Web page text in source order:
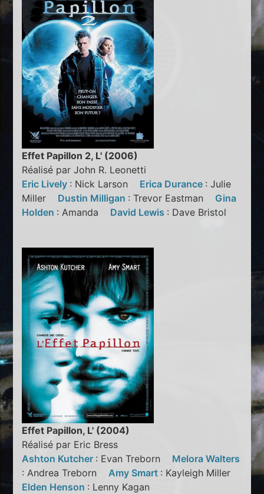
Effet Papillon 2, L' (2006)
Réalisé par John R. Leonetti
Eric Lively : Nick Larson Erica Durance : Julie
Miller Dustin Milligan : Trevor Eastman Gina
Holden : Amanda David Lewis : Dave Bristol
Effet Papillon, L' (2004)
Réalisé par Eric Bress
Ashton Kutcher : Evan Treborn Melora Walters
: Andrea TrebornAmy Smart : Kayleigh Miller
Elden Henson : Lenny Kagan